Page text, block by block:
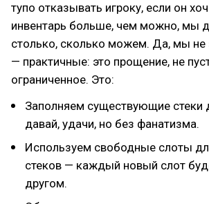
тупо отказывать игроку, если он
инвентарь больше, чем можно, мы
столько, сколько можем. Да, мы
— практичные: это прощение, не
ограниченное. Это:
Заполняем существующие стеки
давай, удачи, но без фанатизма.
Используем свободные слоты
стеков — каждый новый слот
другом.